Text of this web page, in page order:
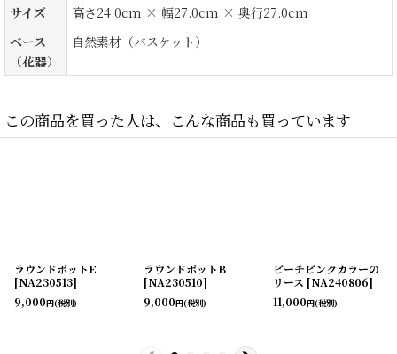
サイズ
高さ24.0cm × 幅27.0cm × 奥行27.0cm
ベース
（花器）
自然素材（バスケット）
この商品を買った人は、こんな商品も買っています
ラウンドポットE
[NA230513]
9,000円(税別)
ラウンドポットB
[NA230510]
9,000円(税別)
ピーチピンクカラーの
リース [NA240806]
11,000円(税別)